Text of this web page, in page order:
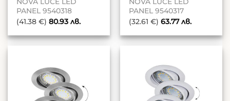
PANEL 9540318
(41.38 €) 80.93лв.
PANEL 9540317
(32.61 €) 63.77лв.